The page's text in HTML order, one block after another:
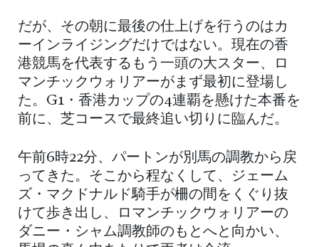
だが、その朝に最後の仕上げを行うのはカ
ーインライジングだけではない。現在の香
港競馬を代表するもう一頭の大スター、ロ
マンチックウォリアーがまず最初に登場し
た。G1・香港カップの4連覇を懸けた本番を
前に、芝コースで最終追い切りに臨んだ。
午前6時22分、パートンが別馬の調教から戻
ってきた。そこから程なくして、ジェーム
ズ・マクドナルド騎手が柵の間をくぐり抜
けて歩き出し、ロマンチックウォリアーの
ダニー・シャム調教師のもとへと向かい、